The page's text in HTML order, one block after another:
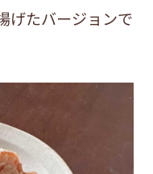
げたバージョンで